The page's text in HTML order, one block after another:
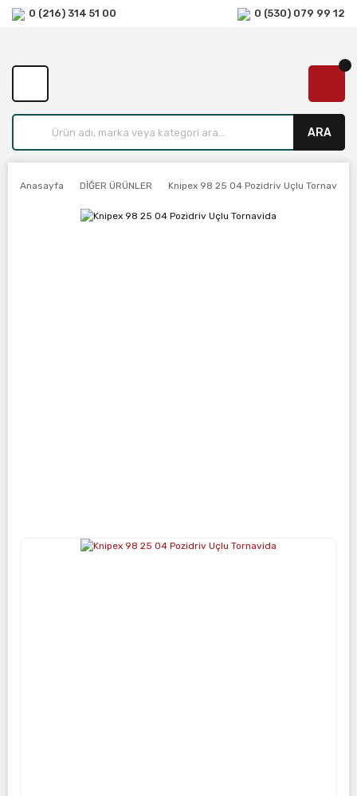
0 (216) 314 51 00 0 (530) 079 99 12
ARA
Anasayfa DİĞER ÜRÜNLER Knipex 98 25 04 Pozidriv Uçlu Tornavida